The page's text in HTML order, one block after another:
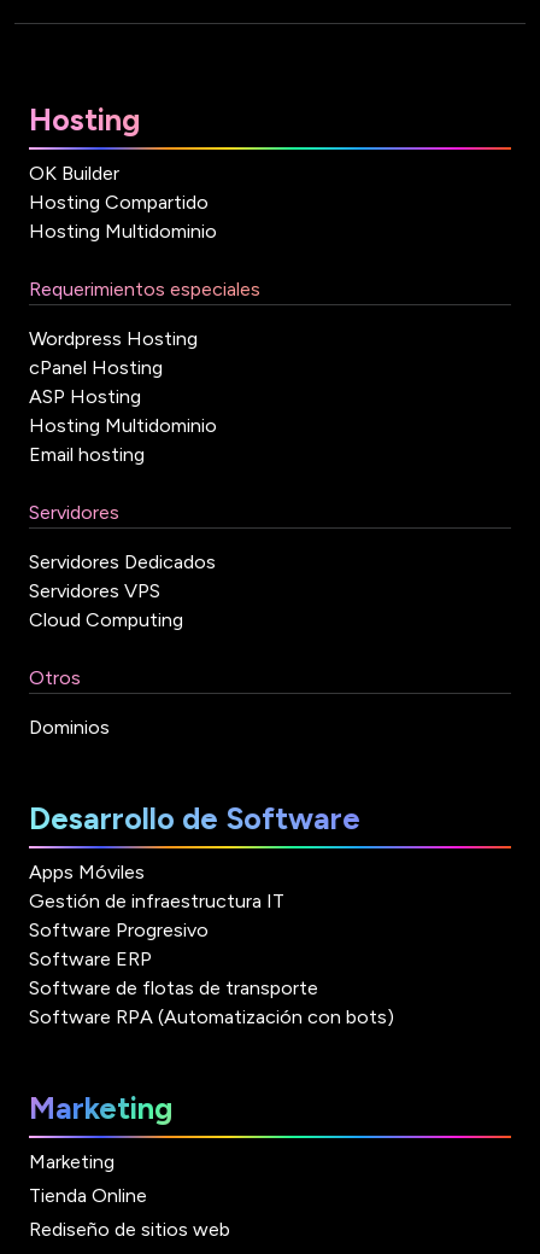
Hosting
OK Builder
Hosting Compartido
Hosting Multidominio
Requerimientos especiales
Wordpress Hosting
cPanel Hosting
ASP Hosting
Hosting Multidominio
Email hosting
Servidores
Servidores Dedicados
Servidores VPS
Cloud Computing
Otros
Dominios
Desarrollo de Software
Apps Móviles
Gestión de infraestructura IT
Software Progresivo
Software ERP
Software de flotas de transporte
Software RPA (Automatización con bots)
Marketing
Marketing
Tienda Online
Rediseño de sitios web